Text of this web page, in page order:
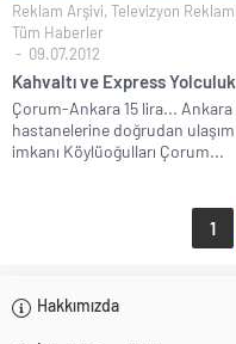
Reklam Arşivi, Televizyon
Tüm Haberler
09.07.2012
Kahvaltı ve Express Yolculuk
Çorum-Ankara 15 lira... Ankara
hastanelerine doğrudan ulaşım
imkanı Köylüoğulları Çorum...
1
Hakkımızda